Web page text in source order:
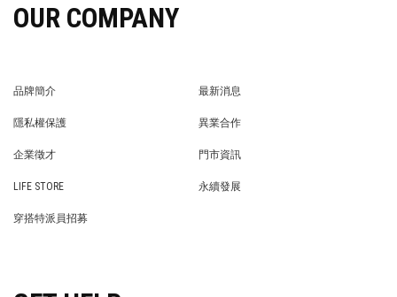
OUR COMPANY
品牌簡介
最新消息
隱私權保護
異業合作
企業徵才
門市資訊
LIFE STORE
永續發展
穿搭特派員招募